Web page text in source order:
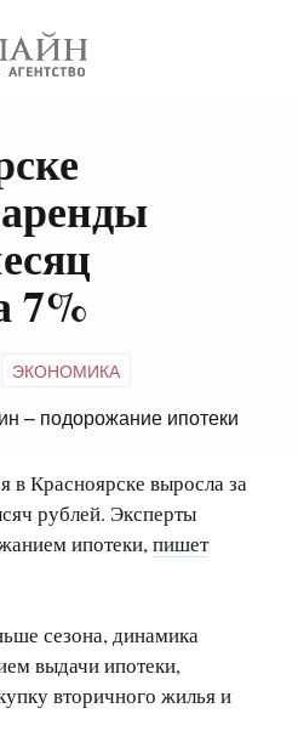
7%
ЭКОНОМИКА
– подорожание ипотеки
в Красноярске выросла за
рублей. Эксперты
ипотеки,пишет
сезона, динамика
выдачи ипотеки,
вторичного жилья и